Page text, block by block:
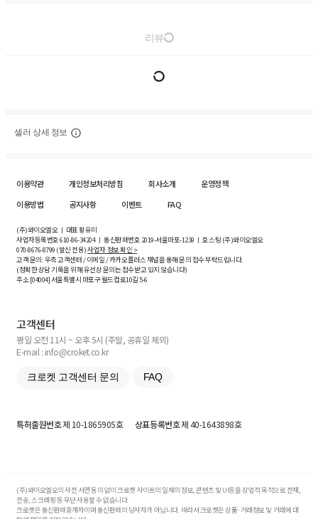
리뷰
셀러 상세 정보
이용약관 개인정보처리방침 회사소개
운영정책
이용방법
공지사항 이벤트 FAQ
(주)와이오엘오 ㅣ 대표 황유미
사업자등록번호610-86-34204ㅣ 통신판매번호 2019-서울마포-1239 ㅣ 호스팅 (주)와이오엘오
070-8676-8799 (발신 전용)사업자 정보 확인 >
고객 문의: 우측 고객센터 / 이메일 / 카카오플러스 채널을 통해 문의 접수 부탁드립니다.
(정확한 상담 기록을 위해 유선상 문의는 접수받고 있지 않습니다)
주소 [04004] 서울특별시 마포구 월드컵로10길5-6
고객센터
평일 오전 11시 ~ 오후 5시 (주말, 공휴일 제외)
E-mail : info@croket.co.kr
크로켓 고객센터 문의 FAQ
특허출원번호제 10-1865905호 상표등록번호제 40-1643898호
(주)와이오엘오의 사전 서면 동의 없이 크로켓 사이트의 일체의 정보, 콘텐츠 및 UI등을 상업적 목적으로 전재,
전송, 스크래핑 등 무단 사용할 수 없습니다.
크로켓은 통신판매중개자이며 통신판매의 당사자가 아닙니다. 따라서 크로켓은 상품·거래정보 및 거래에 대